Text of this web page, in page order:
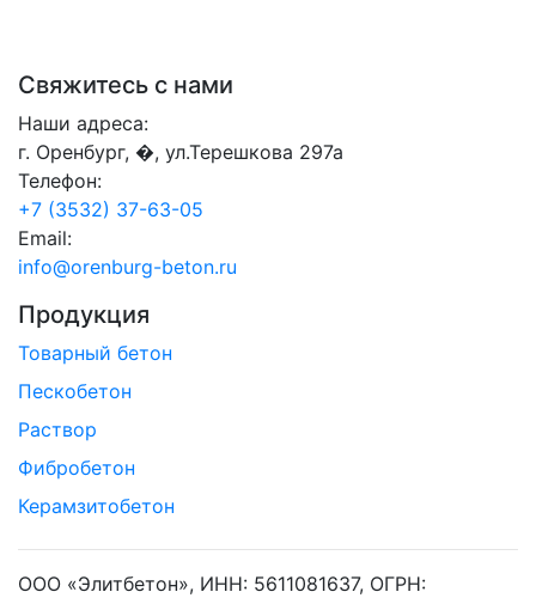
Свяжитесь с нами
Наши адреса:
г. Оренбург, �, ул.Терешкова 297а
Телефон:
+7 (3532) 37-63-05
Email:
info@orenburg-beton.ru
Продукция
Товарный бетон
Пескобетон
Раствор
Фибробетон
Керамзитобетон
ООО «Элитбетон», ИНН: 5611081637, ОГРН: